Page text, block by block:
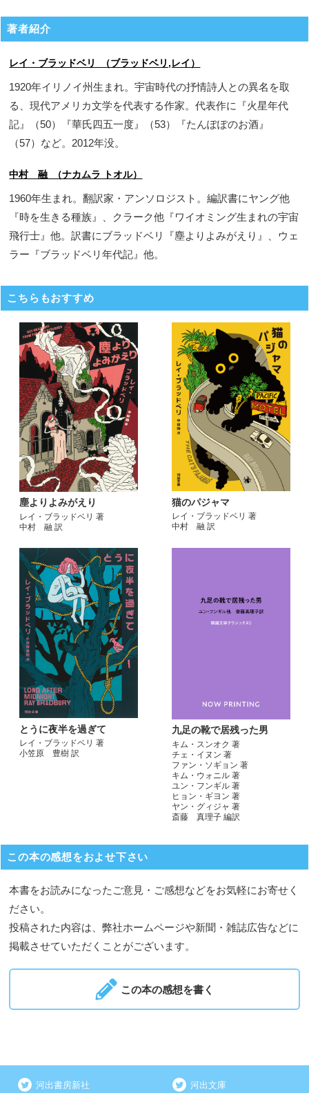
著者紹介
レイ・ブラッドベリ （ブラッドベリ,レイ）
1920年イリノイ州生まれ。宇宙時代の抒情詩人との異名を取
る、現代アメリカ文学を代表する作家。代表作に『火星年代
記』（50）『華氏四五一度』（53）『たんぽぽのお酒』
（57）など。2012年没。
中村 融 （ナカムラ トオル）
1960年生まれ。翻訳家・アンソロジスト。編訳書にヤング他
『時を生きる種族』、クラーク他『ワイオミング生まれの宇宙
飛行士』他。訳書にブラッドベリ『塵よりよみがえり』、ウェ
ラー『ブラッドベリ年代記』他。
こちらもおすすめ
塵よりよみがえり
レイ・ブラッドベリ 著
中村 融 訳
猫のパジャマ
レイ・ブラッドベリ 著
中村 融 訳
とうに夜半を過ぎて
レイ・ブラッドベリ 著
小笠原 豊樹 訳
九足の靴で居残った男
キム・スンオク 著
チェ・イヌン 著
ファン・ソギョン 著
キム・ウォニル 著
ユン・フンギル 著
ヒョン・ギヨン 著
ヤン・グィジャ 著
斎藤 真理子 編訳
この本の感想をおよせ下さい
本書をお読みになったご意見・ご感想などをお気軽にお寄せく
ださい。
投稿された内容は、弊社ホームページや新聞・雑誌広告などに
掲載させていただくことがございます。
この本の感想を書く
河出書房新社 河出文庫